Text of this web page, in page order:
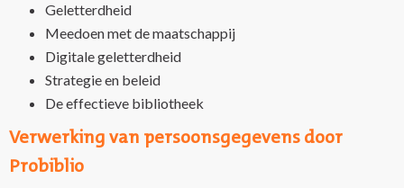
Geletterdheid
Meedoen met de maatschappij
Digitale geletterdheid
Strategie en beleid
De effectieve bibliotheek
Verwerking van persoonsgegevens door
Probiblio